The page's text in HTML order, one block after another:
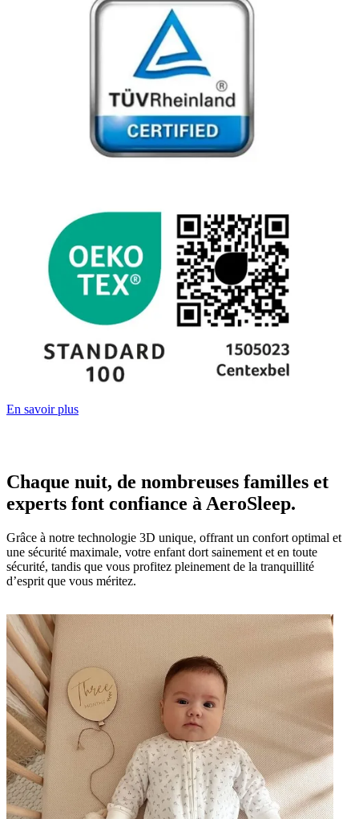
En savoir plus
Chaque nuit, de nombreuses familles et
experts font confiance à AeroSleep.
Grâce à notre technologie 3D unique, offrant un confort optimal et
une sécurité maximale, votre enfant dort sainement et en toute
sécurité, tandis que vous profitez pleinement de la tranquillité
d’esprit que vous méritez.